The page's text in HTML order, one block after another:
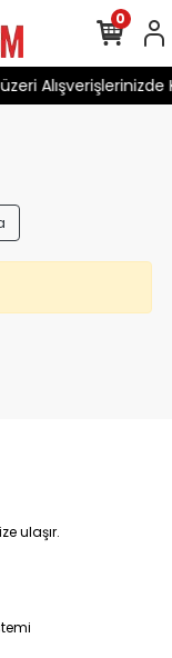
Alışverişlerinizde
0
ulaşır.